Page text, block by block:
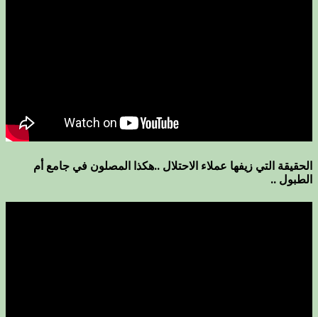
الحقيقة التي زيفها عملاء الاحتلال ..هكذا المصلون في جامع أم
الطبول ..